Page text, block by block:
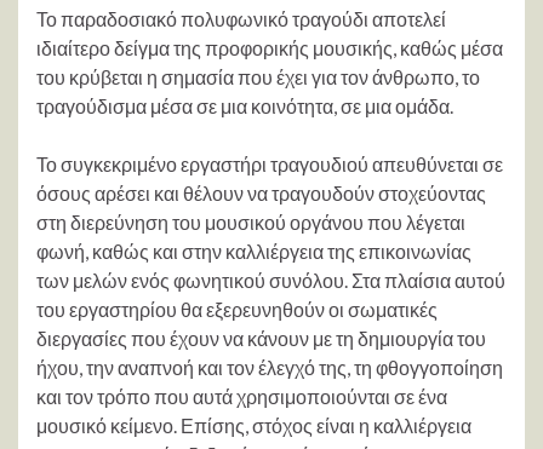
Το παραδοσιακό πολυφωνικό τραγούδι αποτελεί
ιδιαίτερο δείγμα της προφορικής μουσικής, καθώς μέσα
του κρύβεται η σημασία που έχει για τον άνθρωπο, το
τραγούδισμα μέσα σε μια κοινότητα, σε μια ομάδα.
Το συγκεκριμένο εργαστήρι τραγουδιού απευθύνεται σε
όσους αρέσει και θέλουν να τραγουδούν στοχεύοντας
στη διερεύνηση του μουσικού οργάνου που λέγεται
φωνή, καθώς και στην καλλιέργεια της επικοινωνίας
των μελών ενός φωνητικού συνόλου. Στα πλαίσια αυτού
του εργαστηρίου θα εξερευνηθούν οι σωματικές
διεργασίες που έχουν να κάνουν με τη δημιουργία του
ήχου, την αναπνοή και τον έλεγχό της, τη φθογγοποίηση
και τον τρόπο που αυτά χρησιμοποιούνται σε ένα
μουσικό κείμενο. Επίσης, στόχος είναι η καλλιέργεια